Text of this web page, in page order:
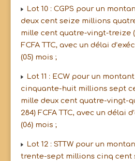
Lot 10 : CGPS pour un
deux cent seize millions
mille cent quatre-vingt-treize (1
FCFA TTC, avec un délai
(05) mois ;
Lot 11 : ECW pour un
cinquante-huit millions sept
mille deux cent quatre-vingt-
284) FCFA TTC, avec un délai
(06) mois ;
Lot 12 : STTW pour un
trente-sept millions cinq cent